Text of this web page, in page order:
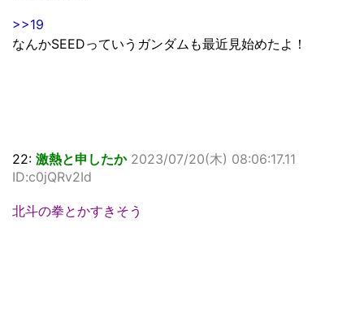
>>19
なんかSEEDっていうガンダムも最近見始めたよ！
22: 激熱と申したか 2023/07/20(木) 08:06:17.11
ID:c0jQRv2Id
北斗の拳とかすきそう